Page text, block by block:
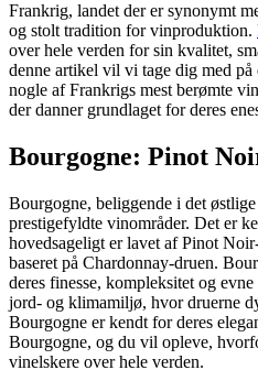
Frankrig, landet der er synonymt
og stolt tradition for vinproduktion.
over hele verden for sin kvalitet,
denne artikel vil vi tage dig med på
nogle af Frankrigs mest berømte
der danner grundlaget for deres
Bourgogne: Pinot
Bourgogne, beliggende i det
prestigefyldte vinområder. Det er
hovedsageligt er lavet af Pinot
baseret på Chardonnay-druen.
deres finesse, kompleksitet og
jord- og klimamiljø, hvor druerne
Bourgogne er kendt for deres
Bourgogne, og du vil opleve,
vinelskere over hele verden.